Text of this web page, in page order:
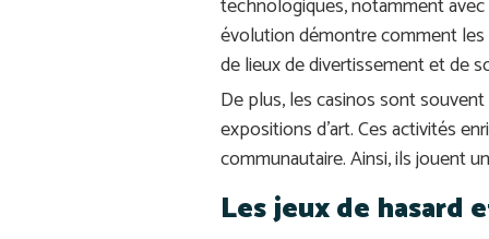
technologiques, notamment
évolution démontre comment
de lieux de divertissement et de
De plus, les casinos sont
expositions d’art. Ces activités
communautaire. Ainsi, ils jouent
Les jeux de